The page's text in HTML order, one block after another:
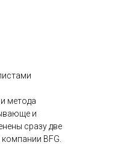
метода
и
сразу две
BFG.